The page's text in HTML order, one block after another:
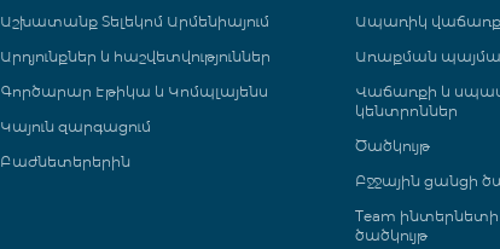
Աշխատանք Տելեկոմ Արմենիայում
Արդյունքներ և հաշվետվություններ
Գործարար Էթիկա և Կոմպլայենս
Կայուն զարգացում
Բաժնետերերին
Ապառիկ
Առաքման
Վաճառքի և
կենտրոններ
Ծածկույթ
Բջջային ցանցի
Team
ծածկույթ